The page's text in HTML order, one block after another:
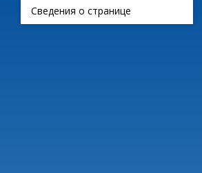
Сведения о странице